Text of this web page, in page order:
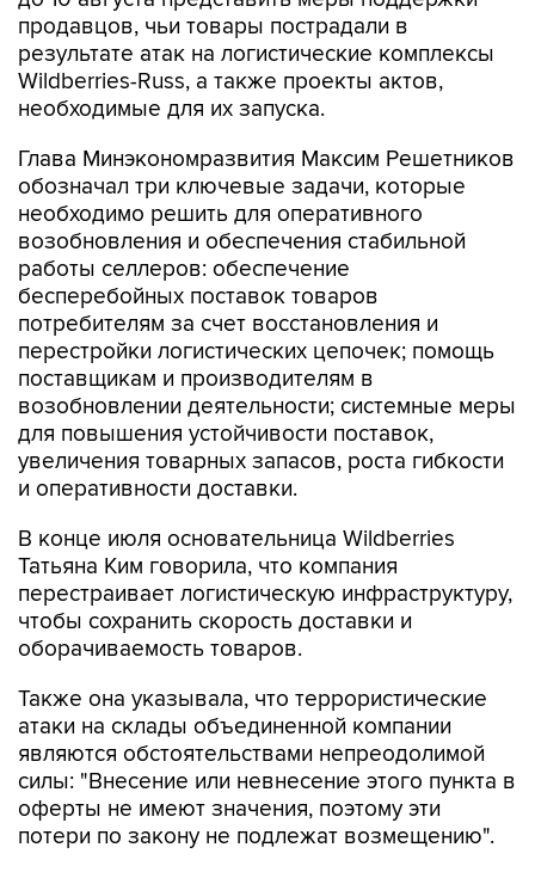
продавцов, чьи товары пострадали в
результате атак на логистические комплексы
Wildberries-Russ, а также проекты актов,
необходимые для их запуска.
Глава Минэкономразвития Максим Решетников
обозначал три ключевые задачи, которые
необходимо решить для оперативного
возобновления и обеспечения стабильной
работы селлеров: обеспечение
бесперебойных поставок товаров
потребителям за счет восстановления и
перестройки логистических цепочек; помощь
поставщикам и производителям в
возобновлении деятельности; системные меры
для повышения устойчивости поставок,
увеличения товарных запасов, роста гибкости
и оперативности доставки.
В конце июля основательница Wildberries
Татьяна Ким говорила, что компания
перестраивает логистическую инфраструктуру,
чтобы сохранить скорость доставки и
оборачиваемость товаров.
Также она указывала, что террористические
атаки на склады объединенной компании
являются обстоятельствами непреодолимой
силы: "Внесение или невнесение этого пункта в
оферты не имеют значения, поэтому эти
потери по закону не подлежат возмещению".